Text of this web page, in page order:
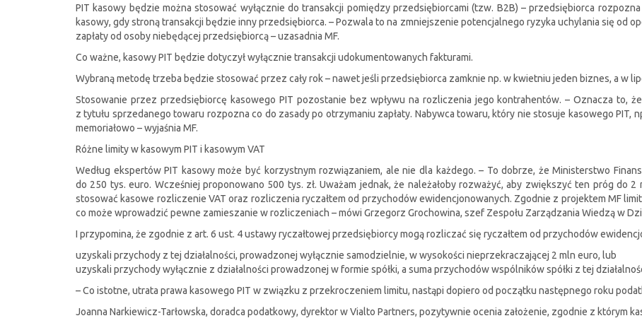
PIT kasowy będzie można stosować wyłącznie do transakcji pomiędzy przedsiębiorcami (tzw. B2B) – przedsiębiorca
kasowy, gdy stroną transakcji będzie inny przedsiębiorca. – Pozwala to na zmniejszenie potencjalnego ryzyka uchylania się od
zapłaty od osoby niebędącej przedsiębiorcą – uzasadnia MF.
Co ważne, kasowy PIT będzie dotyczył wyłącznie transakcji udokumentowanych fakturami.
Wybraną metodę trzeba będzie stosować przez cały rok – nawet jeśli przedsiębiorca zamknie np. w kwietniu jeden biznes, a w
Stosowanie przez przedsiębiorcę kasowego PIT pozostanie bez wpływu na rozliczenia jego kontrahentów. – Oznacza to,
z tytułu sprzedanego towaru rozpozna co do zasady po otrzymaniu zapłaty. Nabywca towaru, który nie stosuje kasowego PIT,
memoriałowo – wyjaśnia MF.
Różne limity w kasowym PIT i kasowym VAT
Według ekspertów PIT kasowy może być korzystnym rozwiązaniem, ale nie dla każdego. – To dobrze, że Ministerstwo
do 250 tys. euro. Wcześniej proponowano 500 tys. zł. Uważam jednak, że należałoby rozważyć, aby zwiększyć ten próg do
stosować kasowe rozliczenie VAT oraz rozliczenia ryczałtem od przychodów ewidencjonowanych. Zgodnie z projektem MF
co może wprowadzić pewne zamieszanie w rozliczeniach – mówi Grzegorz Grochowina, szef Zespołu Zarządzania Wiedzą w
I przypomina, że zgodnie z art. 6 ust. 4 ustawy ryczałtowej przedsiębiorcy mogą rozliczać się ryczałtem od przychodów
uzyskali przychody z tej działalności, prowadzonej wyłącznie samodzielnie, w wysokości nieprzekraczającej 2 mln euro, lub
uzyskali przychody wyłącznie z działalności prowadzonej w formie spółki, a suma przychodów wspólników spółki z tej
– Co istotne, utrata prawa kasowego PIT w związku z przekroczeniem limitu, nastąpi dopiero od początku następnego roku
Joanna Narkiewicz-Tarłowska, doradca podatkowy, dyrektor w Vialto Partners, pozytywnie ocenia założenie, zgodnie z którym